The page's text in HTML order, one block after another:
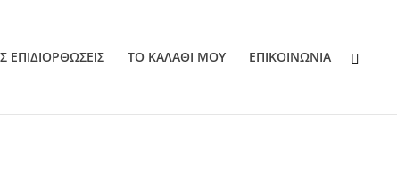
ΕΠΙΔΙΟΡΘΩΣΕΙΣ ΤΟ ΚΑΛΑΘΙ ΜΟΥ EΠΙΚΟΙΝΩΝΙΑ